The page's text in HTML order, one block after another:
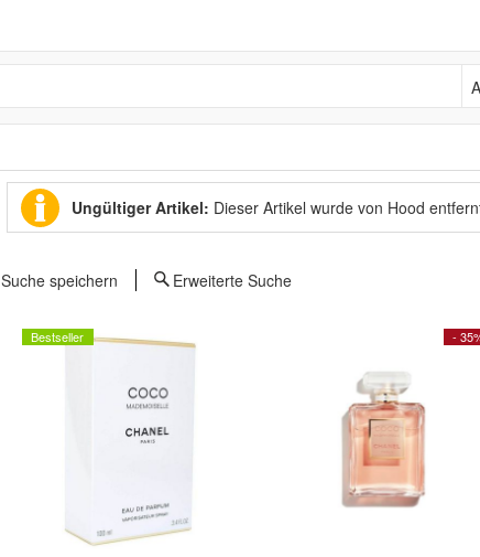
Ungültiger Artikel: Dieser Artikel wurde von Hood
Suche speichern Erweiterte Suche
Bestseller -